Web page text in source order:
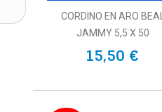
CORDINO EN ARO BEAL
JAMMY 5,5 X 50
15,50 €